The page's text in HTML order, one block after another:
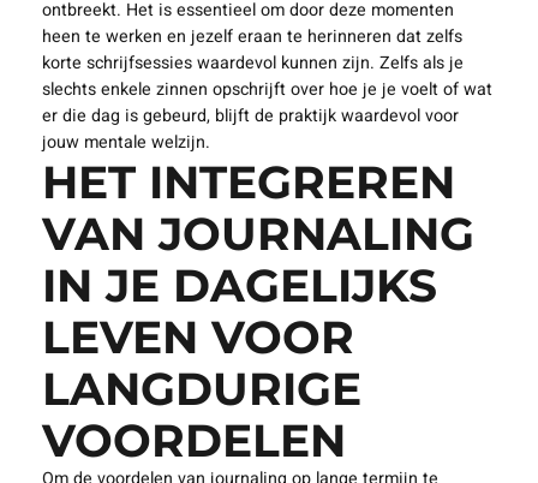
ontbreekt. Het is essentieel om door deze momenten
heen te werken en jezelf eraan te herinneren dat zelfs
korte schrijfsessies waardevol kunnen zijn. Zelfs als je
slechts enkele zinnen opschrijft over hoe je je voelt of wat
er die dag is gebeurd, blijft de praktijk waardevol voor
jouw mentale welzijn.
HET INTEGREREN
VAN JOURNALING
IN JE DAGELIJKS
LEVEN VOOR
LANGDURIGE
VOORDELEN